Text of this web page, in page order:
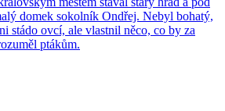
domek sokolník Ondřej. Nebyl bohatý,
stádo ovcí, ale vlastnil něco, co by za
ptákům.